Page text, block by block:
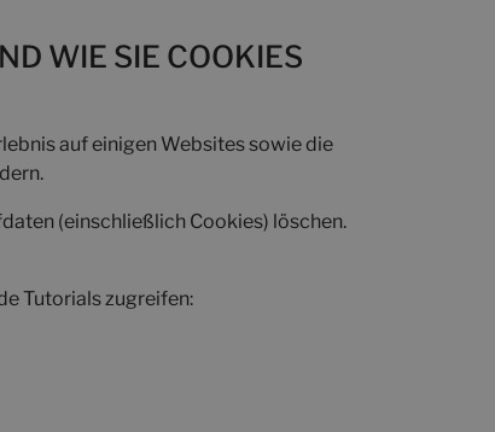
WIE SIE COOKIES
auf einigen Websites sowie die
(einschließlich Cookies) löschen.
Tutorials zugreifen: